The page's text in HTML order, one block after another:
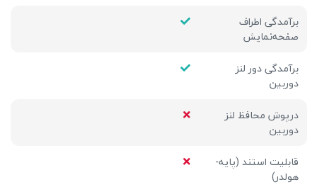
برآمدگی اطراف
صفحه‌نمایش
برآمدگی دور لنز
دوربین
درپوش محافظ لنز
دوربین
قابلیت استند (پایه-
هولدر)